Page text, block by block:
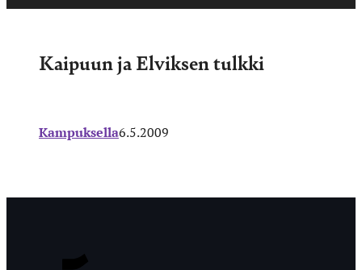
Kaipuun ja Elviksen tulkki
Kampuksella6.5.2009